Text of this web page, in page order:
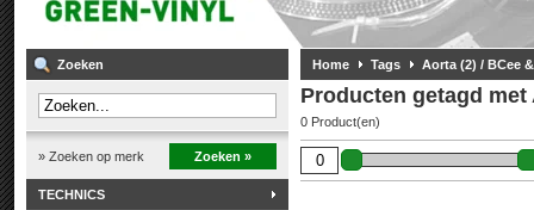
Zoeken
» Zoeken op merk Zoeken »
TECHNICS
Home Tags Aorta (2) / BCee
Producten getagd met
0 Product(en)